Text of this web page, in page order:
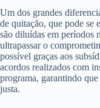
Um dos grandes
de quitação, que pode se
são diluídas em períodos
ultrapassar o
possível graças aos
acordos realizados com
programa, garantindo
justa.